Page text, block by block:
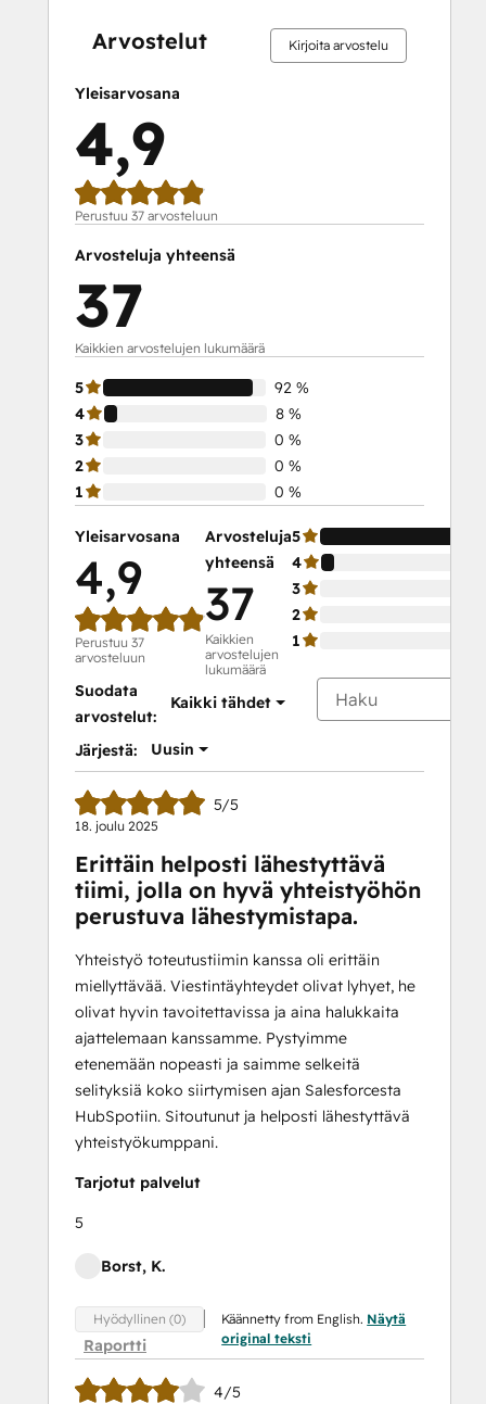
Service Hub Demo Certification
Social Media Marketing Certification
Social Media Marketing Certification II
Solutions Architecture Foundations
Arvostelut Kirjoita arvostelu
Yleisarvosana
4,9
Perustuu 37 arvosteluun
Arvosteluja yhteensä
37
Kaikkien arvostelujen lukumäärä
5
92 %
4
8 %
3
0 %
2
0 %
1
0 %
Yleisarvosana
4,9
Perustuu 37
arvosteluun
Arvosteluja
yhteensä
37
Kaikkien
arvostelujen
lukumäärä
5
4
3
2
1
Suodata
arvostelut:
Kaikki tähdet
Järjestä: Uusin
5/5
18. joulu 2025
Erittäin helposti lähestyttävä
tiimi, jolla on hyvä yhteistyöhön
perustuva lähestymistapa.
Yhteistyö toteutustiimin kanssa oli erittäin
miellyttävää. Viestintäyhteydet olivat lyhyet, he
olivat hyvin tavoitettavissa ja aina halukkaita
ajattelemaan kanssamme. Pystyimme
etenemään nopeasti ja saimme selkeitä
selityksiä koko siirtymisen ajan Salesforcesta
HubSpotiin. Sitoutunut ja helposti lähestyttävä
yhteistyökumppani.
Tarjotut palvelut
5
Borst, K.
Hyödyllinen (0)
Raportti
Käännetty from English. Näytä
original teksti
4/5